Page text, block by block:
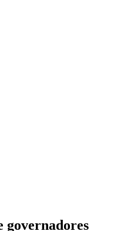
governadores